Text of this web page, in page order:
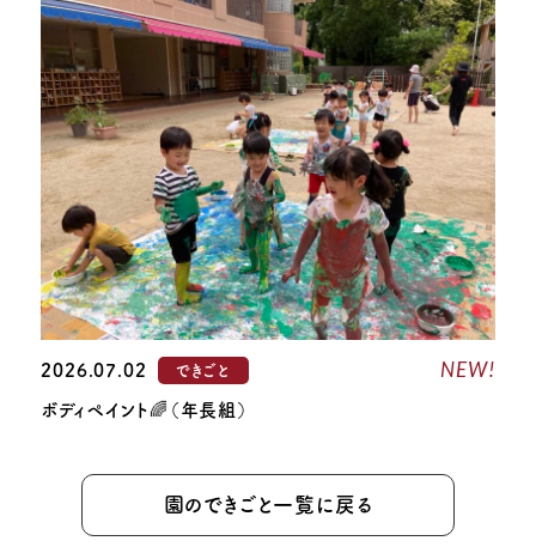
2026.07.02 できごと NEW!
ボディペイント🌈（年長組）
園のできごと一覧に戻る